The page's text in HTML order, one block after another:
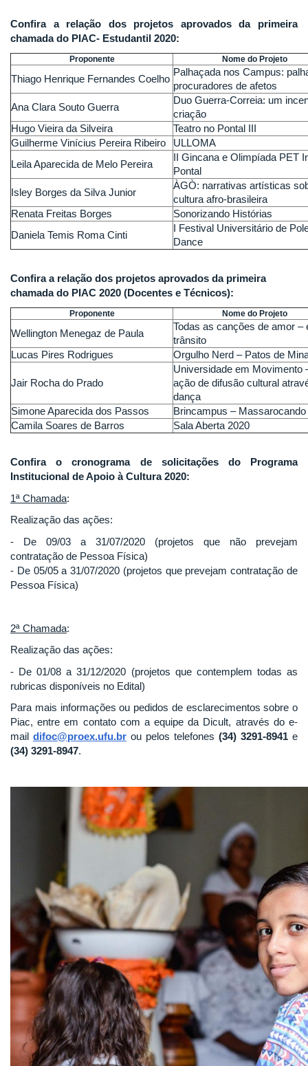
Confira a relação dos projetos aprovados da primeira
chamada do PIAC- Estudantil 2020:
Proponente Nome do Projeto
Thiago Henrique Fernandes Coelho
Palhaçada nos Campus:
procuradores de afetos
Ana Clara Souto Guerra
Duo Guerra-Correia: um
criação
Hugo Vieira da Silveira
Teatro no Pontal III
Guilherme Vinícius Pereira Ribeiro
ULLOMA
Leila Aparecida de Melo Pereira
II Gincana e Olimpíada PET
Pontal
Isley Borges da Silva Junior
ÀGÒ: narrativas artísticas
cultura afro-brasileira
Renata Freitas Borges
Sonorizando Histórias
Daniela Temis Roma Cinti
I Festival Universitário de
Dance
Confira a relação dos projetos aprovados da primeira
chamada do PIAC 2020 (Docentes e Técnicos):
Proponente Nome do Projeto
Wellington Menegaz de Paula
Todas as canções de amor –
trânsito
Lucas Pires Rodrigues
Orgulho Nerd – Patos de
Jair Rocha do Prado
Universidade em Movimento
ação de difusão cultural
dança
Simone Aparecida dos Passos
Brincampus – Massarocando
Camila Soares de Barros
Sala Aberta 2020
Confira o cronograma de solicitações do Programa
Institucional de Apoio à Cultura 2020:
1ª Chamada:
Realização das ações:
- De 09/03 a 31/07/2020 (projetos que não prevejam
contratação de Pessoa Física)
- De 05/05 a 31/07/2020 (projetos que prevejam contratação de
Pessoa Física)
2ª Chamada:
Realização das ações:
- De 01/08 a 31/12/2020 (projetos que contemplem todas as
rubricas disponíveis no Edital)
Para mais informações ou pedidos de esclarecimentos sobre o
Piac, entre em contato com a equipe da Dicult, através do e-
mail difoc@proex.ufu.br ou pelos telefones (34) 3291-8941 e
(34) 3291-8947.